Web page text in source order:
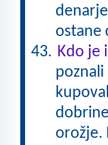
ostane
Kdo je
poznali
orožje.